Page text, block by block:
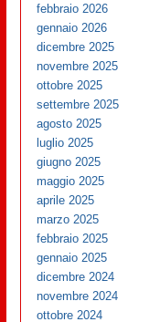
febbraio 2026
gennaio 2026
dicembre 2025
novembre 2025
ottobre 2025
settembre 2025
agosto 2025
luglio 2025
giugno 2025
maggio 2025
aprile 2025
marzo 2025
febbraio 2025
gennaio 2025
dicembre 2024
novembre 2024
ottobre 2024